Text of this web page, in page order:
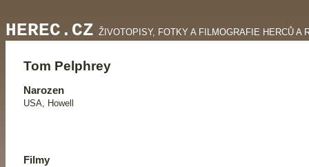
HEREC.CZ ŽIVOTOPISY, FOTKY A FILMOGRAFIE HERCŮ A
Tom Pelphrey
Narozen
USA, Howell
Filmy